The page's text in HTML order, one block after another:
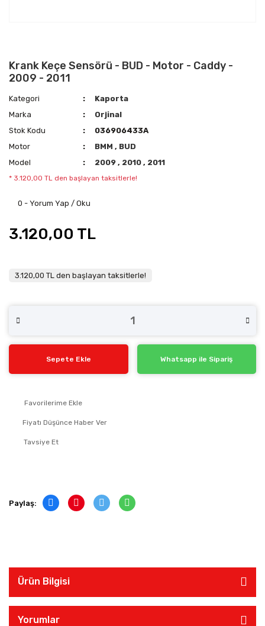
Krank Keçe Sensörü - BUD - Motor - Caddy -
2009 - 2011
Kategori
Kaporta
Marka
Orjinal
Stok Kodu
036906433A
Motor
BMM, BUD
Model
2009, 2010, 2011
* 3.120,00 TL den başlayan taksitlerle!
0 - Yorum Yap / Oku
3.120,00 TL
3.120,00 TL den başlayan taksitlerle!
Sepete Ekle Whatsapp ile Sipariş
Fiyatı Düşünce Haber Ver
Tavsiye Et
Paylaş:
Ürün Bilgisi
Yorumlar